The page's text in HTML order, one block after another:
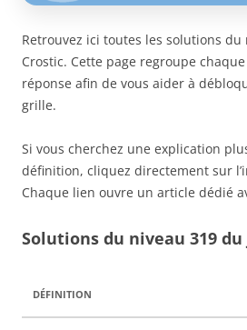
Retrouvez ici toutes les solutions du
Crostic. Cette page regroupe
réponse afin de vous aider à
grille.
Si vous cherchez une explication
définition, cliquez directement sur
Chaque lien ouvre un article dédié
Solutions du niveau 319
DÉFINITION